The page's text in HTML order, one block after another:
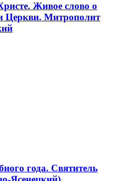
Живое слово о
Церкви. Митрополит
года. Святитель